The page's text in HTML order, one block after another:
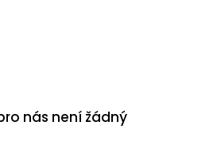
nás není žádný